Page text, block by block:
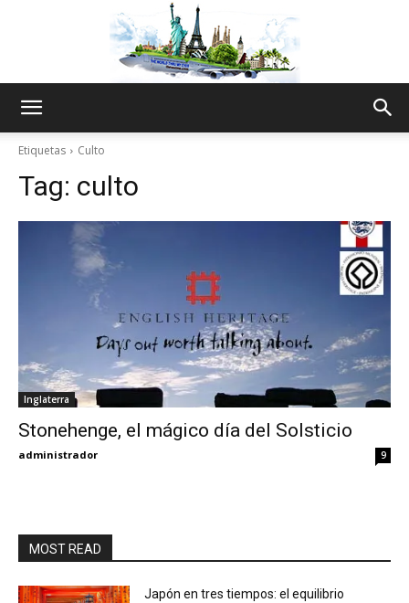
Thru
My
Etiquetas Culto
Tag: culto
Inglaterra
Stonehenge, el mágico día del Solsticio
administrador 9
MOST READ
Japón en tres tiempos: el equilibrio